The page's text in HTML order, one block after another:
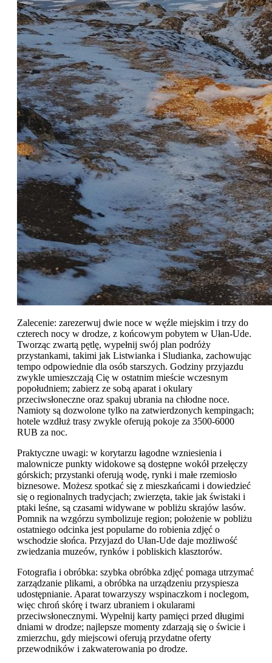
Zalecenie: zarezerwuj dwie noce w węźle miejskim i trzy do
czterech nocy w drodze, z końcowym pobytem w Ułan-Ude.
Tworząc zwartą pętlę, wypełnij swój plan podróży
przystankami, takimi jak Listwianka i Sludianka, zachowując
tempo odpowiednie dla osób starszych. Godziny przyjazdu
zwykle umieszczają Cię w ostatnim mieście wczesnym
popołudniem; zabierz ze sobą aparat i okulary
przeciwsłoneczne oraz spakuj ubrania na chłodne noce.
Namioty są dozwolone tylko na zatwierdzonych kempingach;
hotele wzdłuż trasy zwykle oferują pokoje za 3500-6000
RUB za noc.
Praktyczne uwagi: w korytarzu łagodne wzniesienia i
malownicze punkty widokowe są dostępne wokół przełęczy
górskich; przystanki oferują wodę, rynki i małe rzemiosło
biznesowe. Możesz spotkać się z mieszkańcami i dowiedzieć
się o regionalnych tradycjach; zwierzęta, takie jak świstaki i
ptaki leśne, są czasami widywane w pobliżu skrajów lasów.
Pomnik na wzgórzu symbolizuje region; położenie w pobliżu
ostatniego odcinka jest popularne do robienia zdjęć o
wschodzie słońca. Przyjazd do Ułan-Ude daje możliwość
zwiedzania muzeów, rynków i pobliskich klasztorów.
Fotografia i obróbka: szybka obróbka zdjęć pomaga utrzymać
zarządzanie plikami, a obróbka na urządzeniu przyspiesza
udostępnianie. Aparat towarzyszy wspinaczkom i noclegom,
więc chroń skórę i twarz ubraniem i okularami
przeciwsłonecznymi. Wypełnij karty pamięci przed długimi
dniami w drodze; najlepsze momenty zdarzają się o świcie i
zmierzchu, gdy miejscowi oferują przydatne oferty
przewodników i zakwaterowania po drodze.